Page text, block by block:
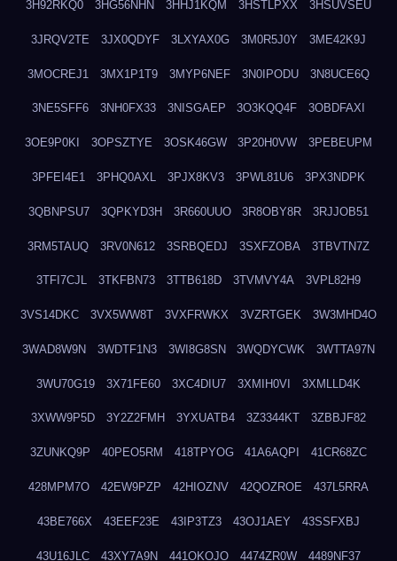
3H92RKQ0 3HG56NHN 3HHJ1KQM 3HSTLPXX 3HSUVSEU
3JRQV2TE 3JX0QDYF 3LXYAX0G 3M0R5J0Y 3ME42K9J
3MOCREJ1 3MX1P1T9 3MYP6NEF 3N0IPODU 3N8UCE6Q
3NE5SFF6 3NH0FX33 3NISGAEP 3O3KQQ4F 3OBDFAXI
3OE9P0KI 3OPSZTYE 3OSK46GW 3P20H0VW 3PEBEUPM
3PFEI4E1 3PHQ0AXL 3PJX8KV3 3PWL81U6 3PX3NDPK
3QBNPSU7 3QPKYD3H 3R660UUO 3R8OBY8R 3RJJOB51
3RM5TAUQ 3RV0N612 3SRBQEDJ 3SXFZOBA 3TBVTN7Z
3TFI7CJL 3TKFBN73 3TTB618D 3TVMVY4A 3VPL82H9
3VS14DKC 3VX5WW8T 3VXFRWKX 3VZRTGEK 3W3MHD4O
3WAD8W9N 3WDTF1N3 3WI8G8SN 3WQDYCWK 3WTTA97N
3WU70G19 3X71FE60 3XC4DIU7 3XMIH0VI 3XMLLD4K
3XWW9P5D 3Y2Z2FMH 3YXUATB4 3Z3344KT 3ZBBJF82
3ZUNKQ9P 40PEO5RM 418TPYOG 41A6AQPI 41CR68ZC
428MPM7O 42EW9PZP 42HIOZNV 42QOZROE 437L5RRA
43BE766X 43EEF23E 43IP3TZ3 43OJ1AEY 43SSFXBJ
43U16JLC 43XY7A9N 441OKOJO 4474ZR0W 4489NF37